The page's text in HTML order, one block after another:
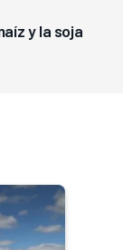
y la soja